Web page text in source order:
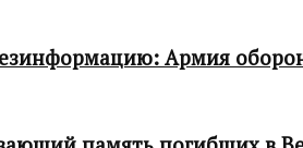
Армия